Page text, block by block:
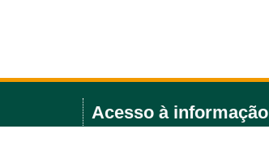
Acesso à informação